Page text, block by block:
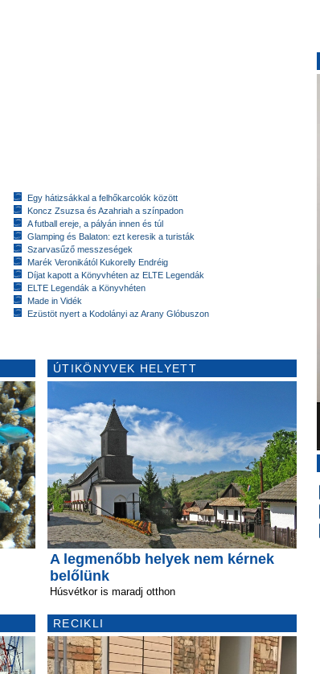
Egy hátizsákkal a felhőkarcolók között
Koncz Zsuzsa és Azahriah a színpadon
A futball ereje, a pályán innen és túl
Glamping és Balaton: ezt keresik a turisták
Szarvasűző messzeségek
Marék Veronikától Kukorelly Endréig
Díjat kapott a Könyvhéten az ELTE Legendák
ELTE Legendák a Könyvhéten
Made in Vidék
Ezüstöt nyert a Kodolányi az Arany Glóbuszon
ÚTIKÖNYVEK HELYETT
A legmenőbb helyek nem kérnek
belőlünk
Húsvétkor is maradj otthon
RECIKLI